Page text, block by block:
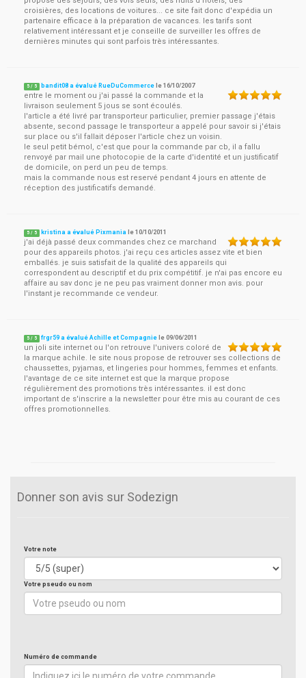
croisières, des locations de voitures... ce site fait donc d'expédia un
partenaire efficace à la préparation de vacances. les tarifs sont
relativement intéressant et je conseille de surveiller les offres de
dernières minutes qui sont parfois très intéressantes.
5 / 5 bandit08 a évalué RueDuCommerce le16/10/2007
entre le moment ou j'ai passé la commande et la
livraison seulement 5 jous se sont écoulés.
l'article a été livré par transporteur particulier, premier passage j'étais
absente, second passage le transporteur a appelé pour savoir si j'étais
sur place ou s'il fallait déposer l'article chez un voisin.
le seul petit bémol, c'est que pour la commande par cb, il a fallu
renvoyé par mail une photocopie de la carte d'identité et un justificatif
de domicile, on perd un peu de temps.
mais la commande nous est reservé pendant 4 jours en attente de
réception des justificatifs demandé.
5 / 5 kristina a évalué Pixmania le10/10/2011
j'ai déjà passé deux commandes chez ce marchand
pour des appareils photos. j'ai reçu ces articles assez vite et bien
emballés. je suis satisfait de la qualité des appareils qui
correspondent au descriptif et du prix compétitif. je n'ai pas encore eu
affaire au sav donc je ne peu pas vraiment donner mon avis. pour
l'instant je recommande ce vendeur.
5 / 5 frgr59 a évalué Achille et Compagnie le09/06/2011
un joli site internet ou l'on retrouve l'univers coloré de
la marque achile. le site nous propose de retrouver ses collections de
chaussettes, pyjamas, et lingeries pour hommes, femmes et enfants.
l'avantage de ce site internet est que la marque propose
régulièrement des promotions très intéressantes. il est donc
important de s'inscrire a la newsletter pour être mis au courant de ces
offres promotionnelles.
Donner son avis sur Sodezign
Votre note
Votre pseudo ou nom
Numéro de commande